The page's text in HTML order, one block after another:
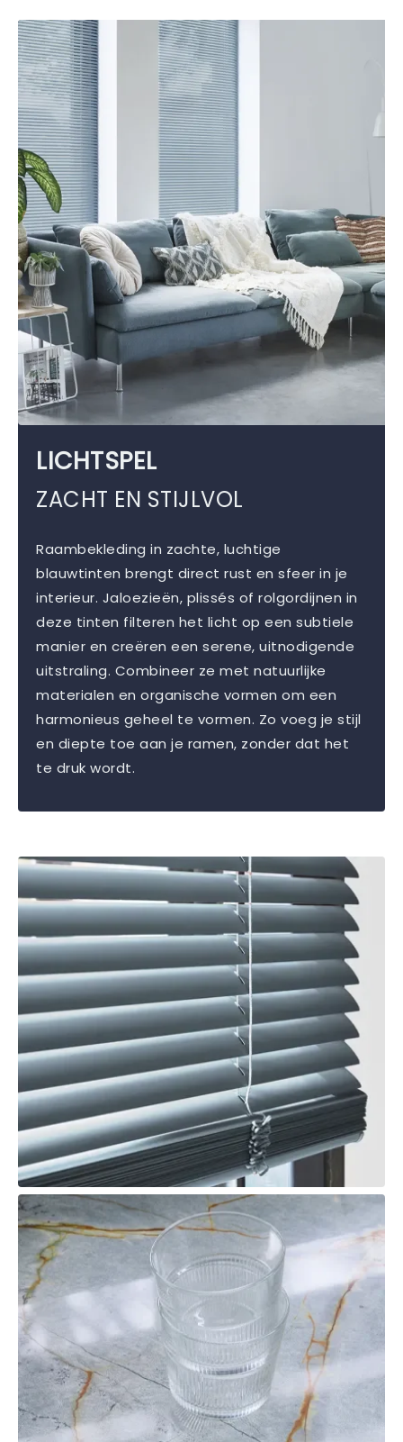
LICHTSPEL
ZACHT EN STIJLVOL
Raambekleding in zachte, luchtige
blauwtinten brengt direct rust en sfeer in je
interieur. Jaloezieën, plissés of rolgordijnen in
deze tinten filteren het licht op een subtiele
manier en creëren een serene, uitnodigende
uitstraling. Combineer ze met natuurlijke
materialen en organische vormen om een
harmonieus geheel te vormen. Zo voeg je stijl
en diepte toe aan je ramen, zonder dat het
te druk wordt.